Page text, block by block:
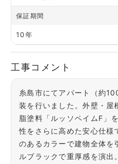
保証期間
10年
工事コメント
糸島市にてアパート（約
装を行いました。外壁・屋
脂塗料「ルッソペイムF」
性をさらに高めた安心仕様
のあるカラーで建物全体を
ルブラックで重厚感を演出